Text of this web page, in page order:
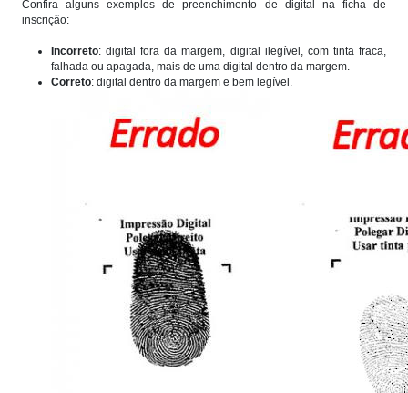
Confira alguns exemplos de preenchimento de digital na ficha de
inscrição:
Incorreto: digital fora da margem, digital ilegível, com tinta fraca,
falhada ou apagada, mais de uma digital dentro da margem.
Correto: digital dentro da margem e bem legível.